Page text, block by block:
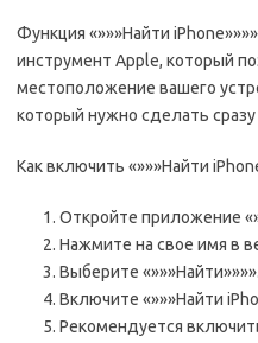
Функция «»»»Найти
инструмент Apple, который
местоположение вашего
который нужно сделать сразу
Как включить «»»»Найти
Откройте приложение
Нажмите на свое имя в
Выберите «»»»Найти»»»».
Включите «»»»Найти
Рекомендуется